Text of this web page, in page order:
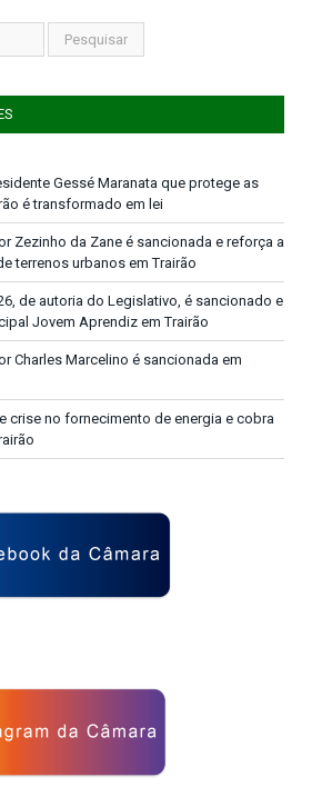
Gessé Maranata que protege as
é transformado em lei
Zezinho da Zane é sancionada e reforça a
terrenos urbanos em Trairão
de autoria do Legislativo, é sancionado e
Jovem Aprendiz em Trairão
Charles Marcelino é sancionada em
crise no fornecimento de energia e cobra